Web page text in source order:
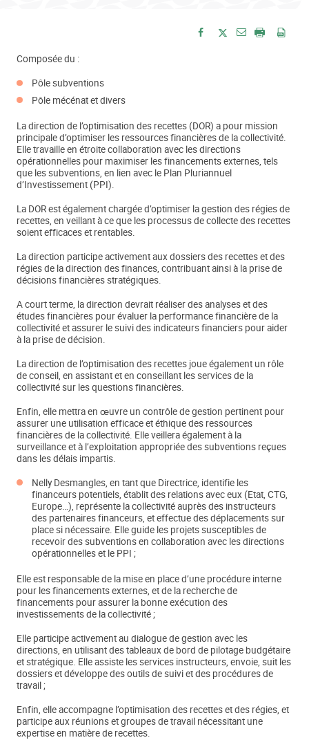
Partager sur Facebook
Partager sur
Envoyer par
Imprimer
Composée du :
Pôle subventions
Pôle mécénat et divers
La direction de l’optimisation des recettes (DOR) a pour mission
principale d’optimiser les ressources financières de la collectivité.
Elle travaille en étroite collaboration avec les directions
opérationnelles pour maximiser les financements externes, tels
que les subventions, en lien avec le Plan Pluriannuel
d’Investissement (PPI).
La DOR est également chargée d’optimiser la gestion des régies de
recettes, en veillant à ce que les processus de collecte des recettes
soient efficaces et rentables.
La direction participe activement aux dossiers des recettes et des
régies de la direction des finances, contribuant ainsi à la prise de
décisions financières stratégiques.
A court terme, la direction devrait réaliser des analyses et des
études financières pour évaluer la performance financière de la
collectivité et assurer le suivi des indicateurs financiers pour aider
à la prise de décision.
La direction de l’optimisation des recettes joue également un rôle
de conseil, en assistant et en conseillant les services de la
collectivité sur les questions financières.
Enfin, elle mettra en œuvre un contrôle de gestion pertinent pour
assurer une utilisation efficace et éthique des ressources
financières de la collectivité. Elle veillera également à la
surveillance et à l’exploitation appropriée des subventions reçues
dans les délais impartis.
Nelly Desmangles, en tant que Directrice, identifie les
financeurs potentiels, établit des relations avec eux (Etat, CTG,
Europe…), représente la collectivité auprès des instructeurs
des partenaires financeurs, et effectue des déplacements sur
place si nécessaire. Elle guide les projets susceptibles de
recevoir des subventions en collaboration avec les directions
opérationnelles et le PPI ;
Elle est responsable de la mise en place d’une procédure interne
pour les financements externes, et de la recherche de
financements pour assurer la bonne exécution des
investissements de la collectivité ;
Elle participe activement au dialogue de gestion avec les
directions, en utilisant des tableaux de bord de pilotage budgétaire
et stratégique. Elle assiste les services instructeurs, envoie, suit les
dossiers et développe des outils de suivi et des procédures de
travail ;
Enfin, elle accompagne l’optimisation des recettes et des régies, et
participe aux réunions et groupes de travail nécessitant une
expertise en matière de recettes.